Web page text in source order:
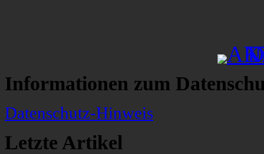
Informationen zum
Datenschutz-Hinweis
Letzte Artikel